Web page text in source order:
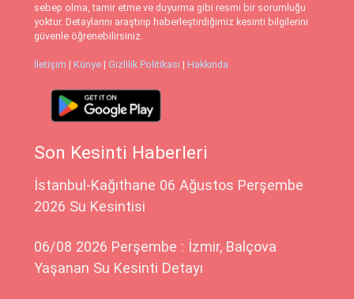
sebep olma, tamir etme ve duyurma gibi resmi bir sorumluğu
yoktur. Detaylarını araştırıp haberleştirdiğimiz kesinti bilgilerini
güvenle öğrenebilirsiniz.
İletişim | Künye | Gizlilik Politikası | Hakkında
Son Kesinti Haberleri
İstanbul-Kağıthane 06 Ağustos Perşembe
2026 Su Kesintisi
06/08 2026 Perşembe : İzmir, Balçova
Yaşanan Su Kesinti Detayı